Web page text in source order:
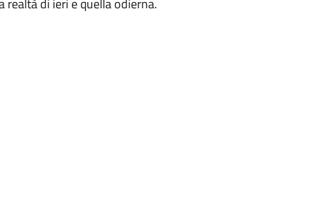
di ieri e quella odierna.